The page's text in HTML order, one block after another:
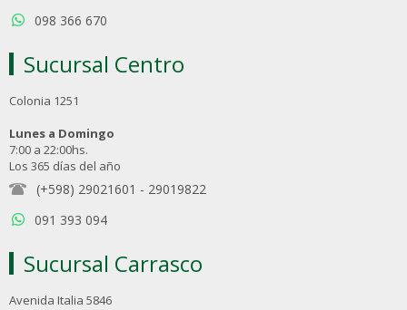
098 366 670
Sucursal Centro
Colonia 1251
Lunes a Domingo
7:00 a 22:00hs.
Los 365 días del año
(+598) 29021601 - 29019822
091 393 094
Sucursal Carrasco
Avenida Italia 5846